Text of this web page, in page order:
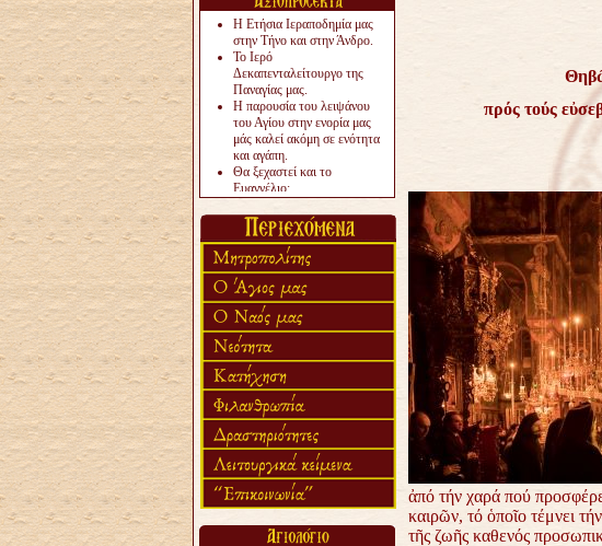
Η Ετήσια Ιεραποδημία μας
στην Τήνο και στην Άνδρο.
Το Ιερό
Δεκαπενταλείτουργο της
Παναγίας μας.
Η παρουσία του λειψάνου
του Αγίου στην ενορία μας
μάς καλεί ακόμη σε ενότητα
και αγάπη.
Θα ξεχαστεί και το
Ευαγγέλιο;
«πολύ αργά».
Ζητείται....
πρός τούς
ἀπό τήν χαρά πού
καιρῶν, τό ὁποῖο τέμνει
τῆς ζωῆς καθενός